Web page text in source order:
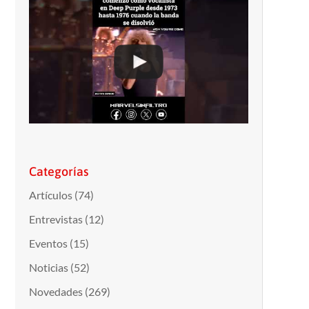
Categorías
Artículos(74)
Entrevistas(12)
Eventos(15)
Noticias(52)
Novedades(269)